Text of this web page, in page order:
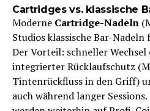
Cartridges vs. klassische
Moderne Cartridge-Nadeln
Studios klassische Bar-
Der Vorteil: schneller Wechsel
integrierter Rücklaufschutz
Tintenrückfluss in den Griff)
auch während langer